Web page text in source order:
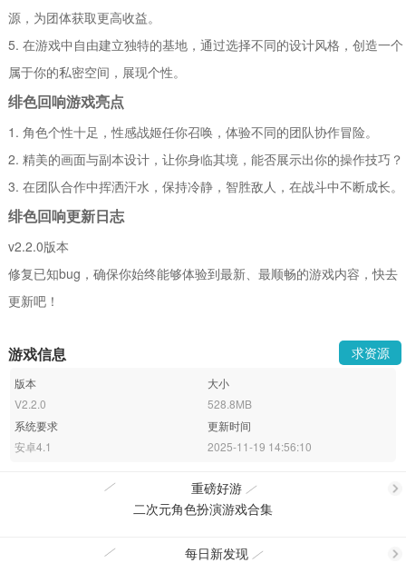
源，为团体获取更高收益。
5. 在游戏中自由建立独特的基地，通过选择不同的设计风格，创造一个
属于你的私密空间，展现个性。
绯色回响游戏亮点
1. 角色个性十足，性感战姬任你召唤，体验不同的团队协作冒险。
2. 精美的画面与副本设计，让你身临其境，能否展示出你的操作技巧？
3. 在团队合作中挥洒汗水，保持冷静，智胜敌人，在战斗中不断成长。
绯色回响更新日志
v2.2.0版本
修复已知bug，确保你始终能够体验到最新、最顺畅的游戏内容，快去
更新吧！
游戏信息 求资源
版本
V2.2.0
大小
528.8MB
系统要求
安卓4.1
更新时间
2025-11-19 14:56:10
重磅好游
二次元角色扮演游戏合集
每日新发现